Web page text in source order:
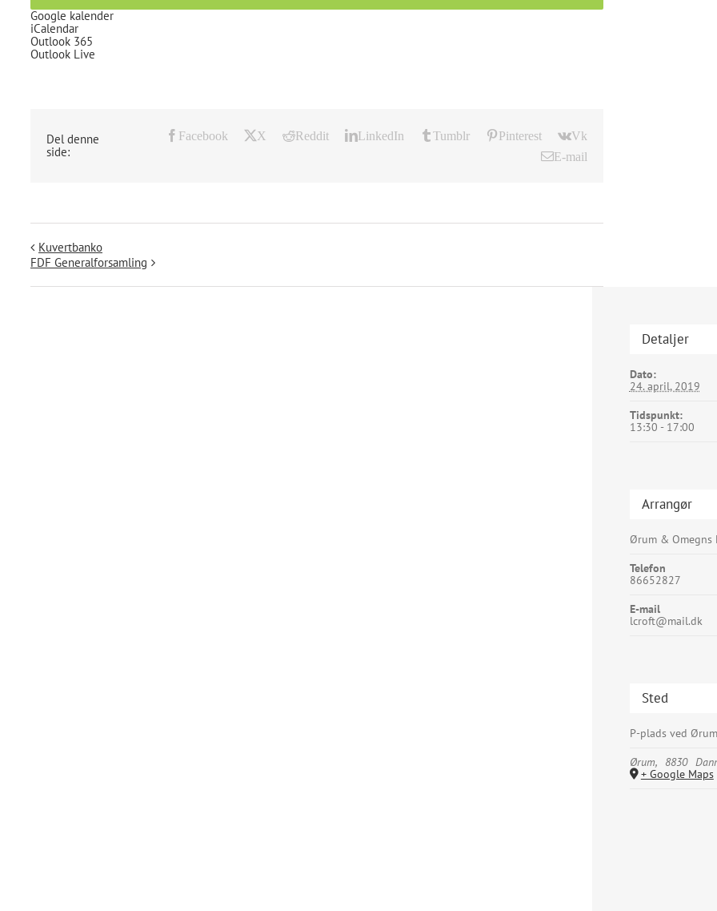
Google kalender
iCalendar
Outlook 365
Outlook Live
Del denne
side:
Facebook X Reddit LinkedIn Tumblr Pinterest
Vk
E-mail
Kuvertbanko
FDF Generalforsamling
Detaljer
Dato:
24. april, 2019
Tidspunkt:
13:30 - 17:00
Arrangør
Ørum & Omegns
Telefon
86652827
E-mail
lcroft@mail.dk
Sted
P-plads ved
Ørum, 8830
+ Google Maps